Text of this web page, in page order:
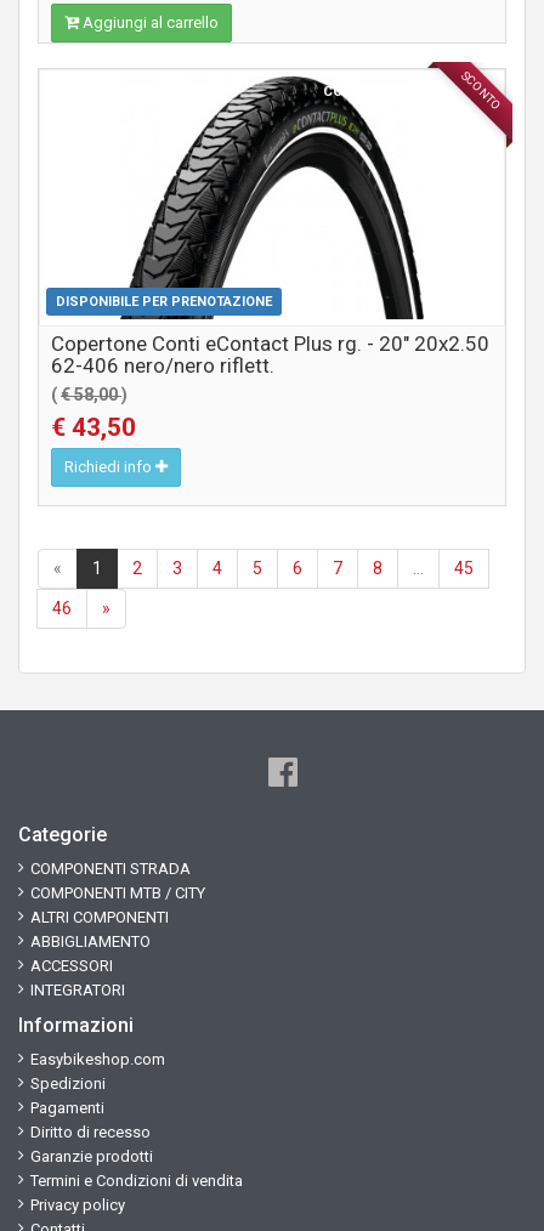
Aggiungi al carrello
SCONTO
DISPONIBILE PER PRENOTAZIONE
COMPONENTI MTB / CITY
Copertone Conti eContact Plus rg. - 20" 20x2.50
62-406 nero/nero riflett.
(€ 58,00)
€ 43,50
Richiedi info
« 1 2 3 4 5 6 7 8 ... 45
46 »
Categorie
COMPONENTI STRADA
COMPONENTI MTB / CITY
ALTRI COMPONENTI
ABBIGLIAMENTO
ACCESSORI
INTEGRATORI
Informazioni
Easybikeshop.com
Spedizioni
Pagamenti
Diritto di recesso
Garanzie prodotti
Termini e Condizioni di vendita
Privacy policy